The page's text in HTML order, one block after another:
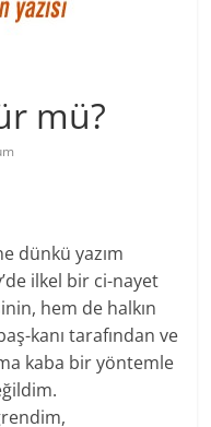
mü?
dünkü yazım
ilkel bir ci-nayet
hem de halkın
kanı tarafından ve
kaba bir yöntemle